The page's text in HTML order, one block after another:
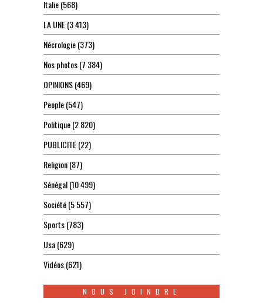
Italie(568)
LA UNE(3 413)
Nécrologie(373)
Nos photos(7 384)
OPINIONS(469)
People(547)
Politique(2 820)
PUBLICITE(22)
Religion(87)
Sénégal(10 499)
Société(5 557)
Sports(783)
Usa(629)
Vidéos(621)
NOUS JOINDRE